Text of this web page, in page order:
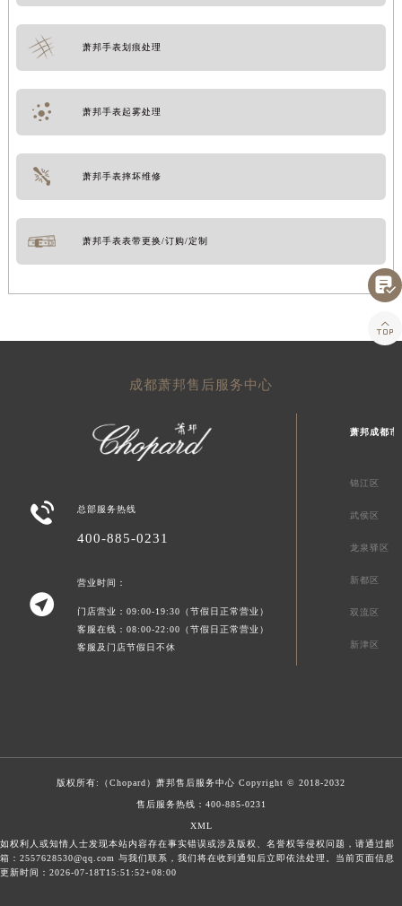
萧邦手表划痕处理
萧邦手表起雾处理
萧邦手表摔坏维修
萧邦手表表带更换/订购/定制
成都萧邦售后服务中心
 总部服务热线
400-885-0231

营业时间：
门店营业：09:00-19:30（节假日正常营业）
客服在线：08:00-22:00（节假日正常营业）
客服及门店节假日不休
萧邦成都市
锦江区
武侯区
龙泉驿区
新都区
双流区
新津区
版权所有:（Chopard） 萧邦售后服务中心 Copyright © 2018-2032
售后服务热线： 400-885-0231
XML
如权利人或知情人士发现本站内容存在事实错误或涉及版权、名誉权等侵权问题，请通过邮
箱：2557628530@qq.com 与我们联系，我们将在收到通知后立即依法处理。当前页面信息
更新时间：2026-07-18T15:51:52+08:00

